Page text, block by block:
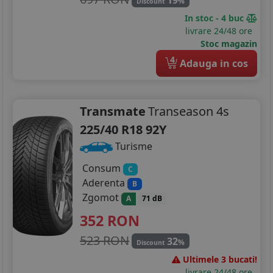
In stoc - 4 buc
livrare 24/48 ore
Stoc magazin
4 Adauga in cos
TransmateTranseason 4s
225/40 R18 92Y
Turisme
Consum
C
Aderenta B
Zgomot A 71 dB
352 RON
523 RON Discount 32%
Ultimele 3 bucati!